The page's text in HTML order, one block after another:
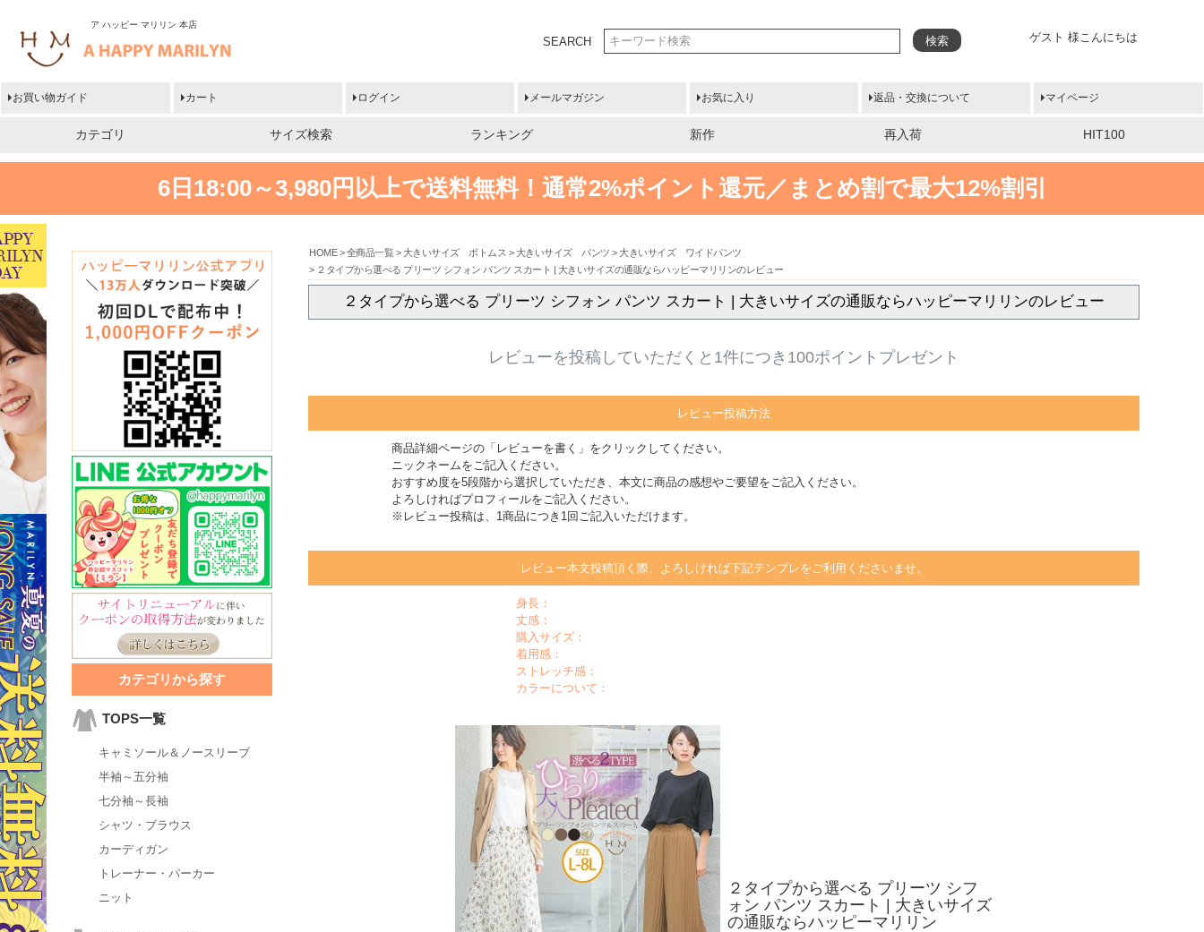
ア ハッピー マリリン 本店
ゲスト 様こんにちは
SEARCH 検索
お買い物ガイド カート ログイン メールマガジン お気に入り 返品・交換について マイページ
カテゴリ サイズ検索 ランキング 新作 再入荷 HIT100
6日18:00～3,980円以上で送料無料！ 通常2%ポイント還元／まとめ割で最大12%割引
カテゴリから探す
TOPS一覧
キャミソール＆ノースリーブ
半袖～五分袖
七分袖～長袖
シャツ・ブラウス
カーディガン
トレーナー・パーカー
ニット
HOME 全商品一覧 大きいサイズ ボトムス 大きいサイズ パンツ
大きいサイズ ワイドパンツ
２タイプから選べる プリーツ シフォン パンツ スカート | 大きいサイズの通販ならハッピーマリリンのレビュー
２タイプから選べる プリーツ シフォン パンツ スカート | 大きいサイズの通販ならハッピーマリリンのレビュー
レビューを投稿していただくと1件につき100ポイントプレゼント
レビュー投稿方法
商品詳細ページの「レビューを書く」をクリックしてください。
ニックネームをご記入ください。
おすすめ度を5段階から選択していただき、本文に商品の感想やご要望をご記入ください。
よろしければプロフィールをご記入ください。
※レビュー投稿は、1商品につき1回ご記入いただけます。
レビュー本文投稿頂く際、よろしければ下記テンプレをご利用くださいませ。
身長：
丈感：
購入サイズ：
着用感：
ストレッチ感：
カラーについて：
２タイプから選べる プリーツ シフ
ォン パンツ スカート | 大きいサイズ
の通販ならハッピーマリリン